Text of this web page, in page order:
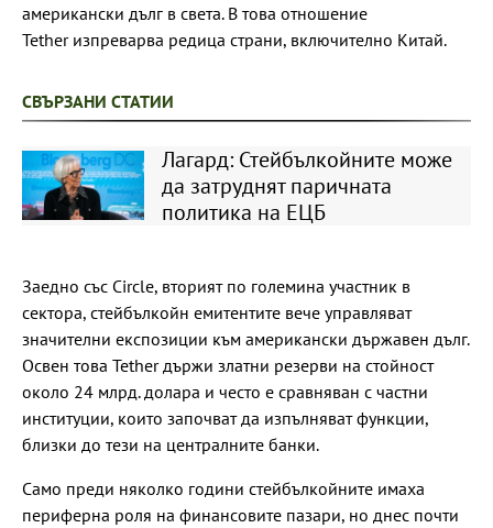
американски дълг в света. В това отношение
Tether изпреварва редица страни, включително Китай.
СВЪРЗАНИ СТАТИИ
Лагард: Стейбълкойните може
да затруднят паричната
политика на ЕЦБ
Заедно със Circle, вторият по големина участник в
сектора, стейбълкойн емитентите вече управляват
значителни експозиции към американски държавен дълг.
Освен това Tether държи златни резерви на стойност
около 24 млрд. долара и често е сравняван с частни
институции, които започват да изпълняват функции,
близки до тези на централните банки.
Само преди няколко години стейбълкойните имаха
периферна роля на финансовите пазари, но днес почти